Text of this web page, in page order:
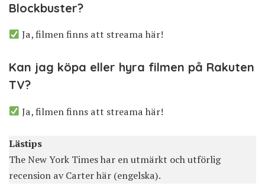
Blockbuster?
Ja, filmen finns att streama här!
Kan jag köpa eller hyra filmen på Rakuten
TV?
Ja, filmen finns att streama här!
Lästips
The New York Times har en utmärkt och utförlig
recension av Carterhär (engelska).